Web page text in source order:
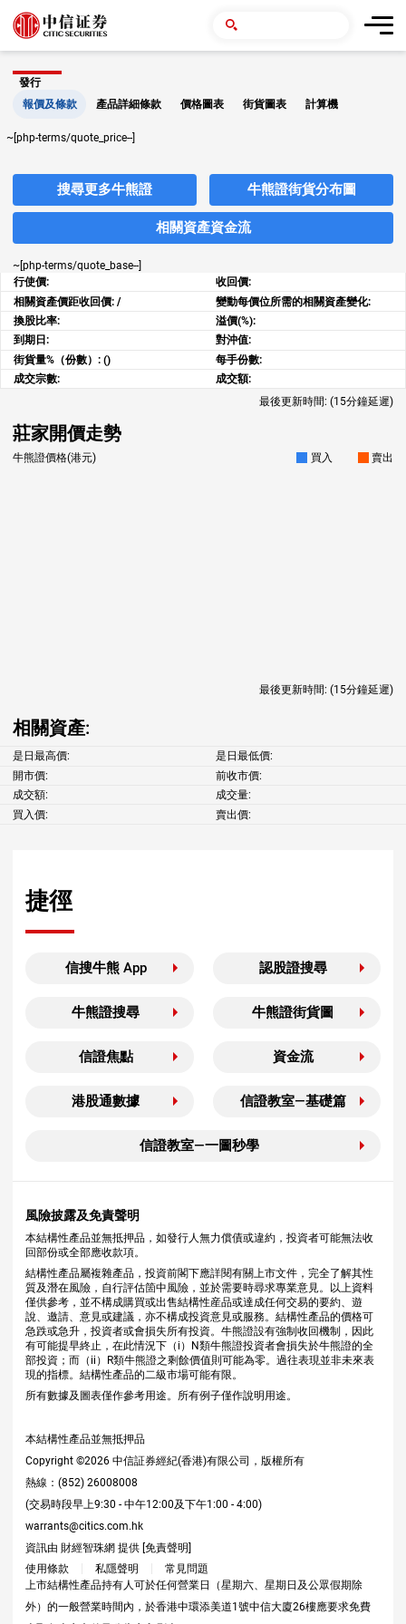
發行
報價及條款
產品詳細條款 價格圖表 街貨圖表 計算機
~[php-terms/quote_price--]
搜尋更多牛熊證 牛熊證街貨分布圖
相關資產資金流
~[php-terms/quote_base--]
行使價:
收回價:
相關資產價距收回價: /
變動每價位所需的相關資產變化:
換股比率:
溢價(%):
到期日:
對沖值:
街貨量%（份數）: ()
每手份數:
成交宗數:
成交額:
最後更新時間: (15分鐘延遲)
莊家開價走勢
牛熊證價格(港元) 買入 賣出
最後更新時間: (15分鐘延遲)
相關資產:
是日最高價:
是日最低價:
開市價:
前收市價:
成交額:
成交量:
買入價:
賣出價:
捷徑
信搜牛熊 App 認股證搜尋
牛熊證搜尋 牛熊證街貨圖
信證焦點 資金流
港股通數據 信證教室—基礎篇
信證教室—一圖秒學
風險披露及免責聲明
本結構性產品並無抵押品，如發行人無力償債或違約，投資者可能無法收
回部份或全部應收款項。
結構性產品屬複雜產品，投資前閣下應詳閱有關上市文件，完全了解其性
質及潛在風險，自行評估箇中風險，並於需要時尋求專業意見。以上資料
僅供參考，並不構成購買或出售結構性産品或達成任何交易的要約、遊
說、邀請、意見或建議，亦不構成投資意見或服務。結構性產品的價格可
急跌或急升，投資者或會損失所有投資。牛熊證設有強制收回機制，因此
有可能提早終止，在此情況下（i）N類牛熊證投資者會損失於牛熊證的全
部投資；而（ii）R類牛熊證之剩餘價值則可能為零。過往表現並非未來表
現的指標。結構性產品的二級市場可能有限。
所有數據及圖表僅作參考用途。所有例子僅作說明用途。
本結構性產品並無抵押品
Copyright ©2026 中信証券經紀(香港)有限公司，版權所有
熱線：(852) 26008008
(交易時段早上9:30 - 中午12:00及下午1:00 - 4:00)
warrants@citics.com.hk
資訊由 財經智珠網 提供 [免責聲明]
使用條款
私隱聲明
常見問題
上市結構性產品持有人可於任何營業日（星期六、星期日及公眾假期除
外）的一般營業時間內，於香港中環添美道1號中信大廈26樓應要求免費